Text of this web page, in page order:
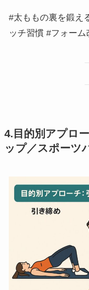
#太ももの裏を鍛え
ッチ習慣 #フォー
4.目的別アプロ
ップ／スポーツ